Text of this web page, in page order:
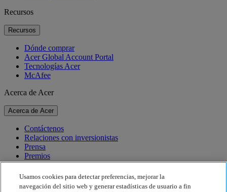
Recursos
Recursos
Dónde comprar
Acer Global Account Portal
Tecnologías Acer
McAfee
Acerca de Acer
Acerca de Acer
Contáctenos
Relaciones con inversionistas
Prensa
Premios
Eventos
Sostenibilidad
Usamos cookies para detectar preferencias, mejorar la
navegación del sitio web y generar estadísticas de usuario a fin